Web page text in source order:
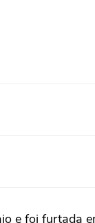
e foi furtada